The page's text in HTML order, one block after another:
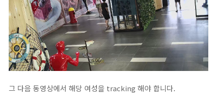
그 다음 동영상에서 해당 여성을 tracking 해야 합니다.